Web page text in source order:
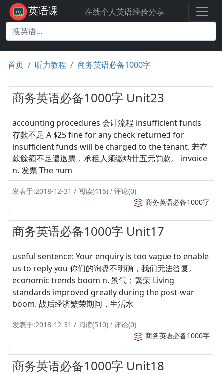
英语课 在线个人英语经验分享
首页 听力教程 商务英语必备1000字
商务英语必备1000字 Unit23
accounting procedures 会计流程 insufficient funds
存款不足 A $25 fine for any check returned for
insufficient funds will be charged to the tenant. 若存
款餘额不足遭退票，承租人须缴纳廿五元罚款。 invoice
n. 发票 The num
发表于:2018-12-31 / 阅读(415) / 评论(0)
商务英语必备1000字
商务英语必备1000字 Unit17
useful sentence: Your enquiry is too vague to enable
us to reply you 你们的询盘不明确，我们无法答复。
economic trends boom n. 景气；繁荣 Living
standards improved greatly during the post-war
boom. 战后经济繁荣期间，生活水
发表于:2018-12-31 / 阅读(510) / 评论(0)
商务英语必备1000字
商务英语必备1000字 Unit18